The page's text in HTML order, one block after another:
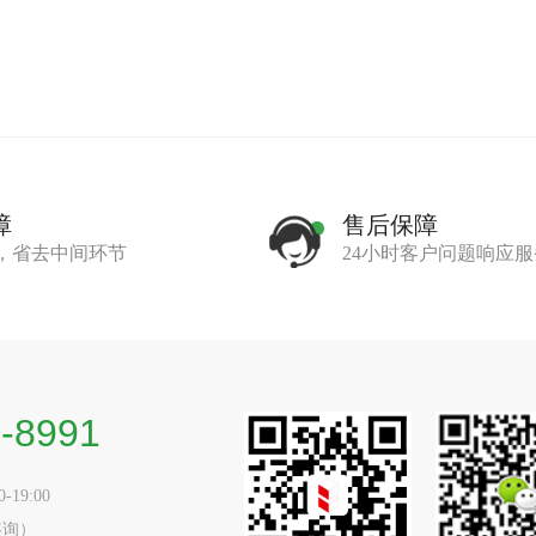
省去中间环节
售后保障
24小时客户问题响应
8991
19:00
）